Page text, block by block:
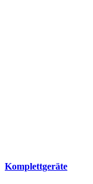
Komplettgeräte